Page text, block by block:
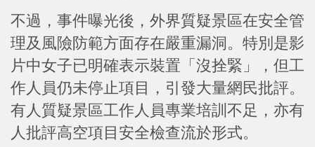
不過，事件曝光後，外界質疑景區在安全管
理及風險防範方面存在嚴重漏洞。特別是影
片中女子已明確表示裝置「沒拴緊」，但工
作人員仍未停止項目，引發大量網民批評。
有人質疑景區工作人員專業培訓不足，亦有
人批評高空項目安全檢查流於形式。